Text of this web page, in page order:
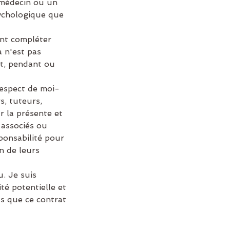
ou un
que
compléter
n'est pas
pendant ou
de moi-
tuteurs,
la présente et
ou
pour
de leurs
Je suis
potentielle et
que ce contrat